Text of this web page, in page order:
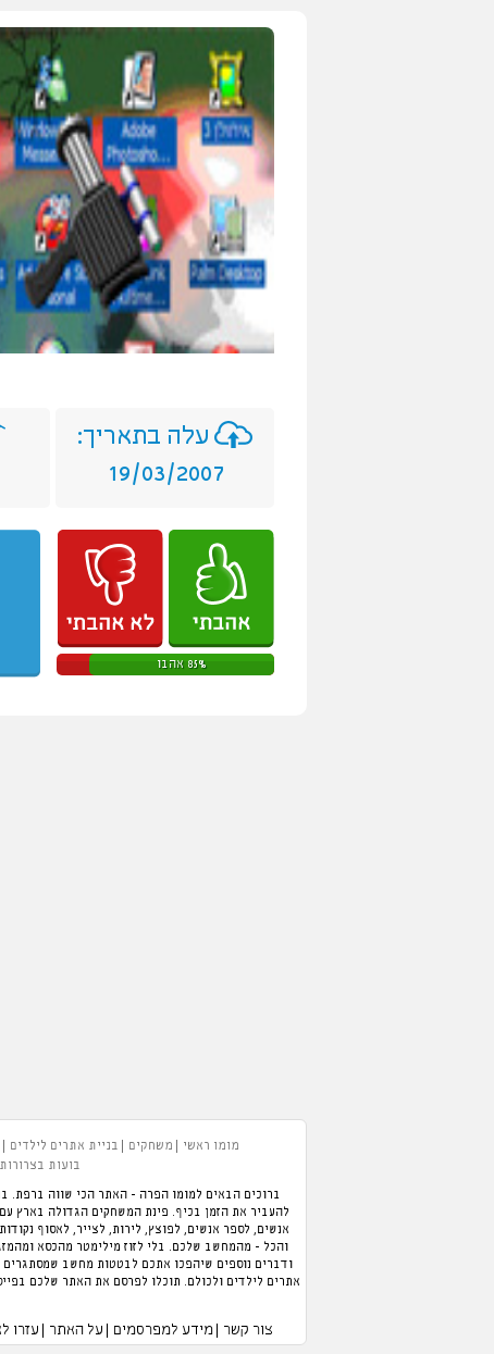
עלה בתאריך:
19/03/2007
85% אהבו
מומו ראשי משחקים בניית אתרים לילדים
בועות בצרורות 2
ברוכים הבאים למומו הפרה - האתר הכי שווה ברפת.
אנשים, לספר אנשים, לפוצץ, לירות, לצייר, לאסוף
והכל - מהמחשב שלכם. בלי לזוז מילימטר מהכסא
ודברים נוספים שיהפכו אתכם לבטטות מחשב
אתרים לילדים ולכולם. תוכלו לפרסם את האתר שלכם
צור קשר מידע למפרסמים על האתר עזרו